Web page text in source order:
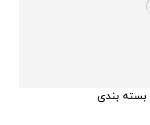
بسته بندی